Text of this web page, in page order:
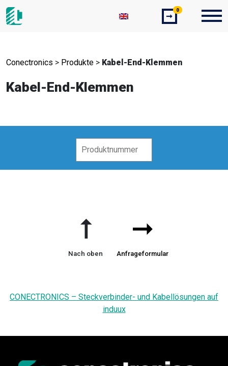
➞
0
Conectronics > Produkte > Kabel-End-Klemmen
Kabel-End-Klemmen
➞
Nach oben
➞
Anfrageformular
CONECTRONICS – Steckverbinder- und Kabellösungen auf
induux